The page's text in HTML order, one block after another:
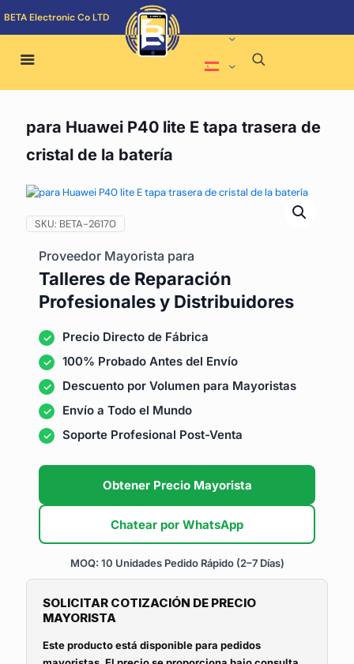
BETA Electronic Co LTD
para Huawei P40 lite E tapa trasera de
cristal de la batería
SKU: BETA-26170
Proveedor Mayorista para
Talleres de Reparación
Profesionales y Distribuidores
Precio Directo de Fábrica
100% Probado Antes del Envío
Descuento por Volumen para Mayoristas
Envío a Todo el Mundo
Soporte Profesional Post-Venta
Obtener Precio Mayorista
Chatear por WhatsApp
MOQ: 10 Unidades Pedido Rápido (2–7 Días)
SOLICITAR COTIZACIÓN DE PRECIO
MAYORISTA
Este producto está disponible para pedidos